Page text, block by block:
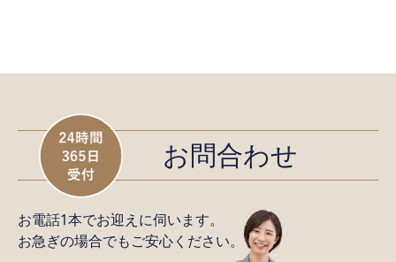
お問合わせ
お電話1本でお迎えに伺います。
お急ぎの場合でもご安心ください。